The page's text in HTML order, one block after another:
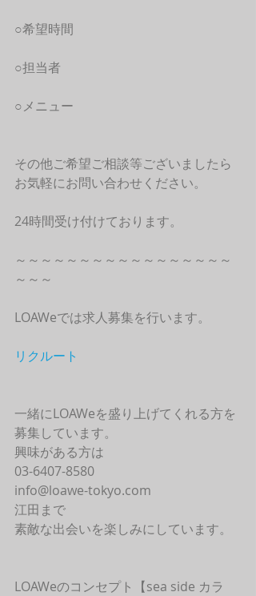
○希望時間
○担当者
○メニュー
その他ご希望ご相談等ございましたら
お気軽にお問い合わせください。
24時間受け付けております。
～～～～～～～～～～～～～～～～～
～～～
LOAWeでは求人募集を行います。
リクルート
一緒にLOAWeを盛り上げてくれる方を
募集しています。
興味がある方は
03-6407-8580
info@loawe-tokyo.com
江田まで
素敵な出会いを楽しみにしています。
LOAWeのコンセプト【sea side カラ